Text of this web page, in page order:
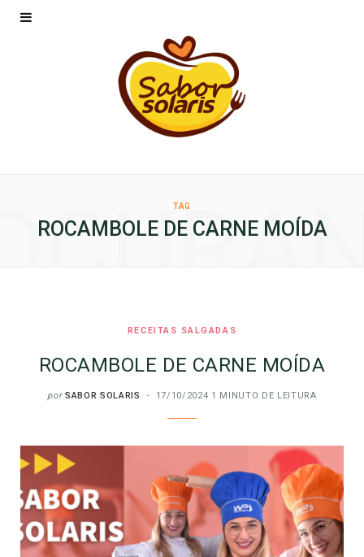
TAG
ROCAMBOLE DE CARNE MOÍDA
RECEITAS SALGADAS
ROCAMBOLE DE CARNE MOÍDA
por SABOR SOLARIS 17/10/2024 1 MINUTO DE LEITURA